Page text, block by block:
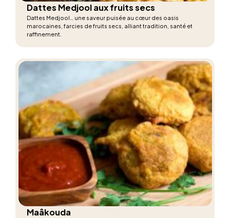
Dattes Medjool aux fruits secs
Dattes Medjool… une saveur puisée au cœur des oasis
marocaines, farcies de fruits secs, alliant tradition, santé et
raffinement.
Maâkouda